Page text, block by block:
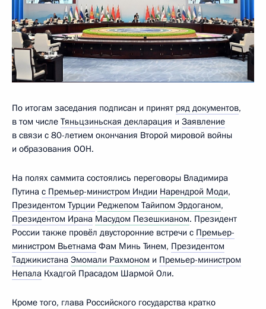
По итогам заседания подписан и принят ряд документов,
в том числе Тяньцзиньская декларация и Заявление
в связи с 80-летием окончания Второй мировой войны
и образования ООН.
На полях саммита состоялись переговоры Владимира
Путина с Премьер-министром Индии Нарендрой Моди,
Президентом Турции Реджепом Тайипом Эрдоганом,
Президентом Ирана Масудом Пезешкианом. Президент
России также провёл двусторонние встречи с Премьер-
министром Вьетнама Фам Минь Тинем, Президентом
Таджикистана Эмомали Рахмоном и Премьер-министром
Непала Кхадгой Прасадом Шармой Оли.
Кроме того, глава Российского государства кратко